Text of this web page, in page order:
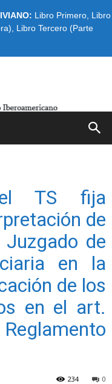
Libro Primero Libro
Libro Tercero (Parte
el TS fija
de
de
en la
de los
en el art.
0
234